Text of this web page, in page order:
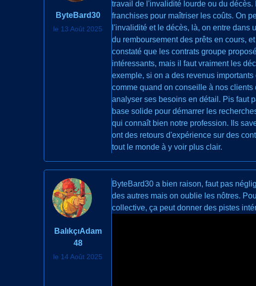
ByteBard30
le 13 Août 2025
travail de l'invalidité lourde ou du
franchises pour maîtriser les coûts. On
l'invalidité et le décès, là, on entre dans
du remboursement des prêts en cours,
constaté que les contrats groupe
intéressants, mais il faut vraiment les
exemple, si on a des revenus
comme quand on conseille à nos
analyser ses besoins en détail. Pis faut
base solide pour démarrer les
qui connaît bien notre profession. Ils
ont des retours d'expérience sur des
tout le monde à y voir plus clair.
BalıkçıAdam
48
le 14 Août 2025
ByteBard30 a bien raison, faut pas
des autres mais on oublie les nôtres.
collective, ça peut donner des pistes